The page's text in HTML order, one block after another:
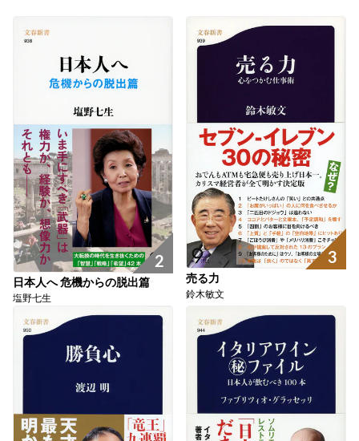
2
日本人へ 危機からの脱出篇
塩野七生
3
売る力
鈴木敏文